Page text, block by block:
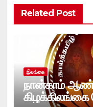
Related Post
இலங்கை
நான்காம்